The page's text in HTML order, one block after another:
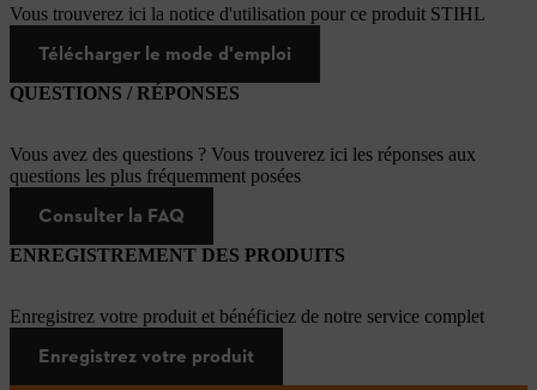
Vous trouverez ici la notice d'utilisation pour ce produit STIHL
Télécharger le mode d'emploi
QUESTIONS / RÉPONSES
Vous avez des questions ? Vous trouverez ici les réponses aux
questions les plus fréquemment posées
Consulter la FAQ
ENREGISTREMENT DES PRODUITS
Enregistrez votre produit et bénéficiez de notre service complet
Enregistrez votre produit